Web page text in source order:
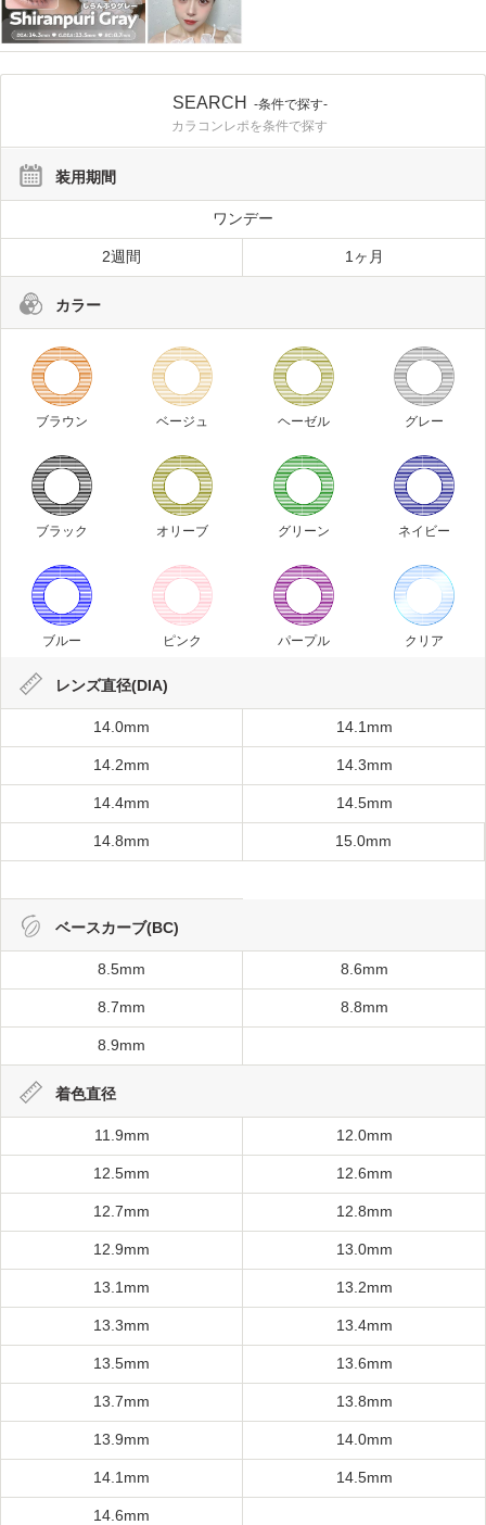
SEARCH
-条件で探す-
カラコンレポを条件で探す
装用期間
ワンデー
2週間 1ヶ月
カラー
ブラウン ベージュ ヘーゼル グレー
ブラック オリーブ グリーン ネイビー
ブルー ピンク パープル クリア
レンズ直径(DIA)
14.0mm 14.1mm
14.2mm 14.3mm
14.4mm 14.5mm
14.8mm 15.0mm
ベースカーブ(BC)
8.5mm 8.6mm
8.7mm 8.8mm
8.9mm
着色直径
11.9mm 12.0mm
12.5mm 12.6mm
12.7mm 12.8mm
12.9mm 13.0mm
13.1mm 13.2mm
13.3mm 13.4mm
13.5mm 13.6mm
13.7mm 13.8mm
13.9mm 14.0mm
14.1mm 14.5mm
14.6mm